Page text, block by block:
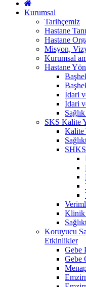
Kurumsal
Tarihçemiz
Hastane
Hastane
Misyon,
Kurumsal
Hastane
İdari
İdari
SKS Kalite
Kalite
Klinik
Koruyucu
Etkinlikler
Gebe
Gebe